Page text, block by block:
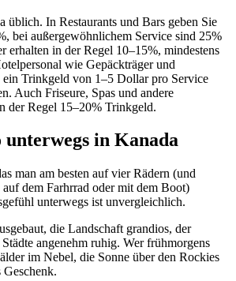
üblich. In Restaurants und Bars geben Sie
bei außergewöhnlichem Service sind 25%
erhalten in der Regel 10–15%, mindestens
wie Gepäckträger und
Trinkgeld von 1–5 Dollar pro Service
Auch Friseure, Spas und andere
der Regel 15–20% Trinkgeld.
in Kanada
man am besten auf vier Rädern (und
dem Farhrrad oder mit dem Boot)
unterwegs ist unvergleichlich.
die Landschaft grandios, der
angenehm ruhig. Wer frühmorgens
im Nebel, die Sonne über den Rockies